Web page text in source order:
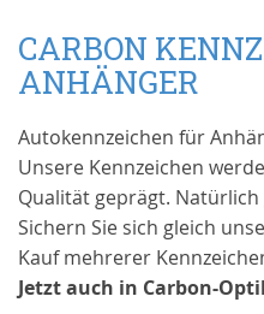
CARBON
ANHÄNGER
Autokennzeichen für
Unsere Kennzeichen
Qualität geprägt.
Sichern Sie sich gleich
Kauf mehrerer
Jetzt auch in Carbon-